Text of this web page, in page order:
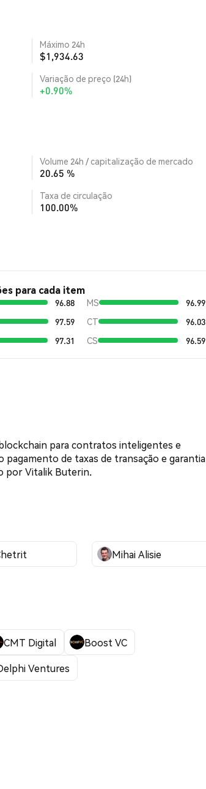
Máximo 24h
$1,934.63
Variação de preço (24h)
+0.90%
Volume 24h / capitalização de mercado
20.65 %
Taxa de circulação
100.00%
para cada item
96.88 MS
96.99
97.59 CT
96.03
97.31 CS 96.59
para contratos inteligentes e
de taxas de transação e garantia
por Vitalik Buterin.
Mihai Alisie
CMT Digital
Boost VC
Ventures